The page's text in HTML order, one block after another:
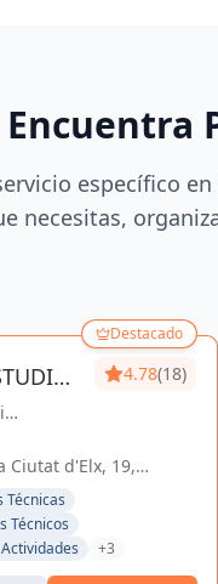
Encuentra
específico
necesitas,
Destacado
e
una
y
4.78(18)
Ciutat d'Elx, 19,
España
Técnicas
Técnicos
+3